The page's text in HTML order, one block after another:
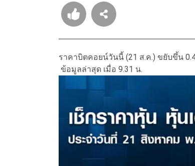
ราคาบิตคอยน์วันนี้ (21 ส.ค.) ขยับขึ้น
ข้อมูลล่าสุด เมื่อ 9.31 น.